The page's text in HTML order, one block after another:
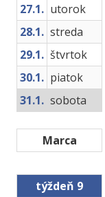
27.1. utorok
28.1. streda
29.1. štvrtok
30.1. piatok
31.1. sobota
Marca
týždeň 9